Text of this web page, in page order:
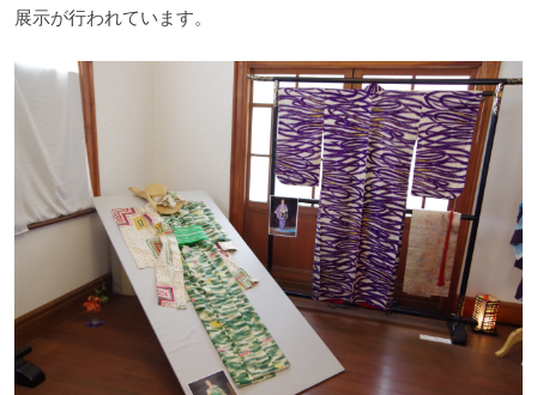
展示が行われています。